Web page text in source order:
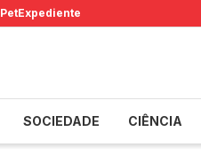
PetExpediente
SOCIEDADE CIÊNCIA